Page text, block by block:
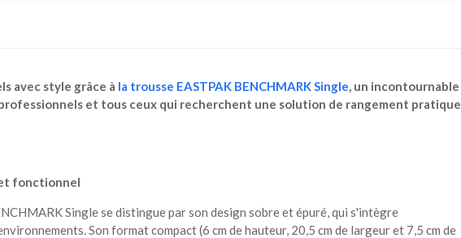
avec style grâce à la trousse EASTPAK BENCHMARK Single, un incontournable
et tous ceux qui recherchent une solution de rangement pratique
fonctionnel
Single se distingue par son design sobre et épuré, qui s'intègre
Son format compact (6 cm de hauteur, 20,5 cm de largeur et 7,5 cm de